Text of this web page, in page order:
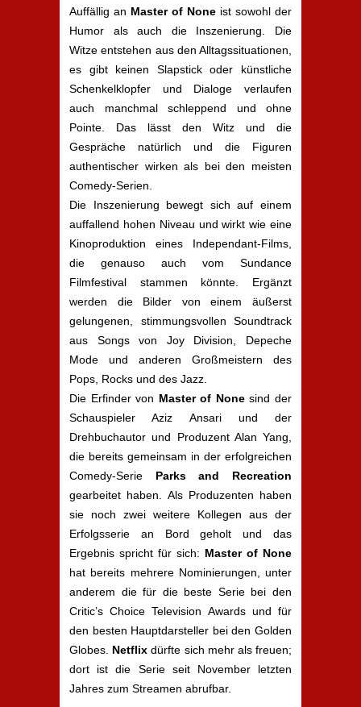
Auffällig an Master of None ist sowohl der
Humor als auch die Inszenierung. Die
Witze entstehen aus den Alltagssituationen,
es gibt keinen Slapstick oder künstliche
Schenkelklopfer und Dialoge verlaufen
auch manchmal schleppend und ohne
Pointe. Das lässt den Witz und die
Gespräche natürlich und die Figuren
authentischer wirken als bei den meisten
Comedy-Serien.
Die Inszenierung bewegt sich auf einem
auffallend hohen Niveau und wirkt wie eine
Kinoproduktion eines Independant-Films,
die genauso auch vom Sundance
Filmfestival stammen könnte. Ergänzt
werden die Bilder von einem äußerst
gelungenen, stimmungsvollen Soundtrack
aus Songs von Joy Division, Depeche
Mode und anderen Großmeistern des
Pops, Rocks und des Jazz.
Die Erfinder von Master of Nonesind der
Schauspieler Aziz Ansari und der
Drehbuchautor und Produzent Alan Yang,
die bereits gemeinsam in der erfolgreichen
Comedy-Serie Parks and Recreation
gearbeitet haben. Als Produzenten haben
sie noch zwei weitere Kollegen aus der
Erfolgsserie an Bord geholt und das
Ergebnis spricht für sich: Master of None
hat bereits mehrere Nominierungen, unter
anderem die für die beste Serie bei den
Critic’s Choice Television Awards und für
den besten Hauptdarsteller bei den Golden
Globes. Netflix dürfte sich mehr als freuen;
dort ist die Serie seit November letzten
Jahres zum Streamen abrufbar.